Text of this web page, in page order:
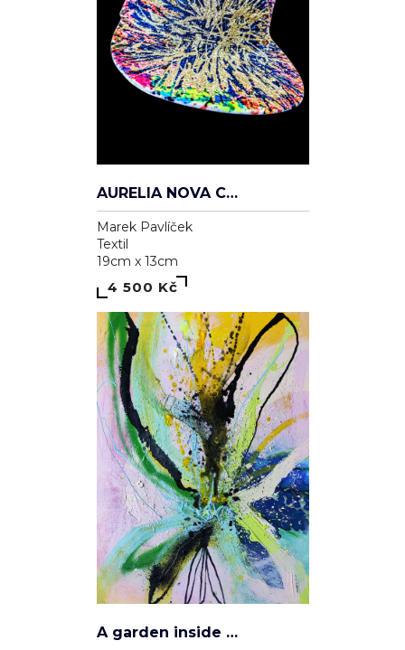
AURELIA NOVA CAP
Marek Pavlíček
Textil
19cm x 13cm
4 500 Kč
A garden inside me